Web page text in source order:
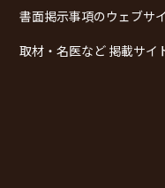
書面掲示事項のウェブサ
取材・名医など 掲載サイ